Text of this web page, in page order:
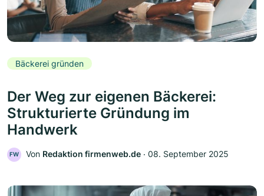
Bäckerei gründen
Der Weg zur eigenen Bäckerei:
Strukturierte Gründung im
Handwerk
FW Von Redaktion firmenweb.de ‧ 08. September 2025